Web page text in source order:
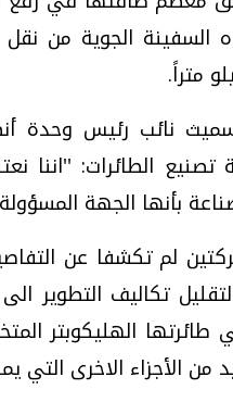
نائب رئيس وحدة
تصنيع الطائرات:
بأنها الجهة
لم تكشفا عن
تكاليف التطوير
طائرتها الهليكوبتر
من الأجزاء الاخرى